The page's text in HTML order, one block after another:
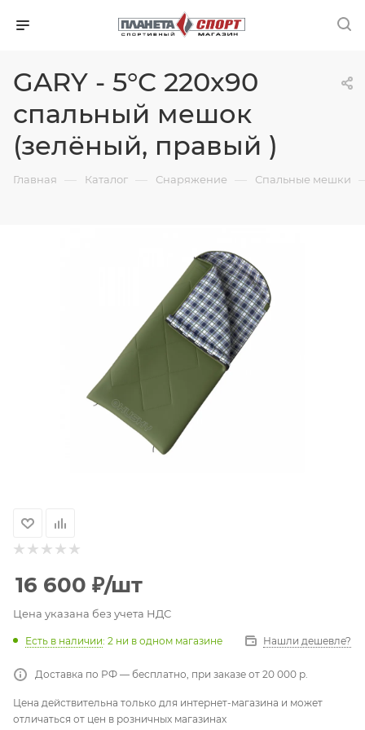
GARY - 5°С 220x90
спальный мешок
(зелёный, правый )
Главная — Каталог — Снаряжение — Спальные мешки
16 600 ₽/шт
Цена указана без учета НДС
Есть в наличии: 2 ни в одном магазине Нашли дешевле?
Доставка по РФ — бесплатно, при заказе от 20 000 р.
Цена действительна только для интернет-магазина и может
отличаться от цен в розничных магазинах